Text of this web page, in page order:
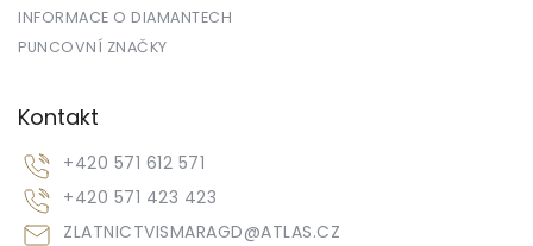
INFORMACE O DIAMANTECH
PUNCOVNÍ ZNAČKY
Kontakt
ZLATNICTVISMARAGD@ATLAS.CZ
+420 571 612 571
+420 571 423 423